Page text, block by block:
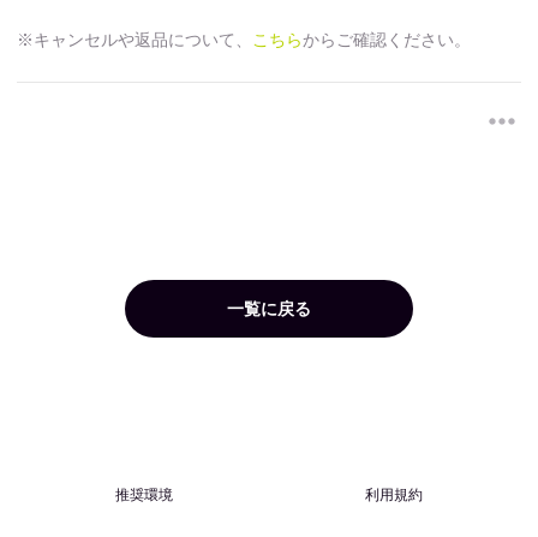
※キャンセルや返品について、 こちらからご確認ください。
一覧に戻る
推奨環境 利用規約